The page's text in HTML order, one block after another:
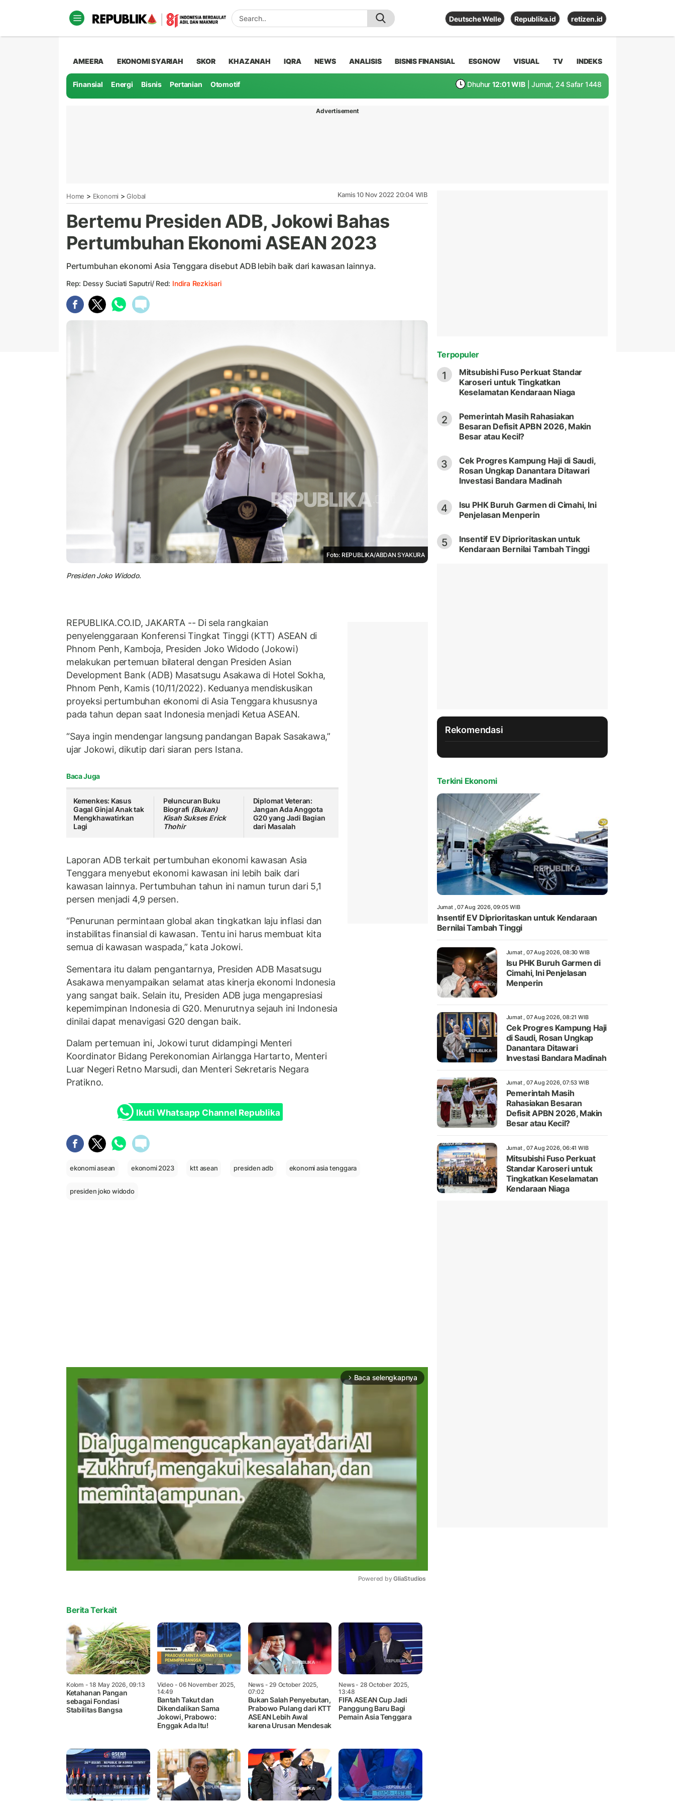
Deutsche Welle Republika.id retizen.id
AMEERA EKONOMI SYARIAH SKOR KHAZANAH IQRA NEWS ANALISIS BISNIS FINANSIAL ESGNOW VISUAL TV INDEKS
Finansial Energi Bisnis Pertanian Otomotif Dhuhur 12:01 WIB | Jumat, 24 Safar 1448
Advertisement
Home > Ekonomi > Global Kamis 10 Nov 2022 20:04 WIB
Bertemu Presiden ADB, Jokowi Bahas
Pertumbuhan Ekonomi ASEAN 2023
Pertumbuhan ekonomi Asia Tenggara disebut ADB lebih baik dari kawasan lainnya.
Rep: Dessy Suciati Saputri/ Red: Indira Rezkisari
Foto: REPUBLIKA/ABDAN SYAKURA
Presiden Joko Widodo.
REPUBLIKA.CO.ID, JAKARTA -- Di sela rangkaian
penyelenggaraan Konferensi Tingkat Tinggi (KTT) ASEAN di
Phnom Penh, Kamboja, Presiden Joko Widodo (Jokowi)
melakukan pertemuan bilateral dengan Presiden Asian
Development Bank (ADB) Masatsugu Asakawa di Hotel Sokha,
Phnom Penh, Kamis (10/11/2022). Keduanya mendiskusikan
proyeksi pertumbuhan ekonomi di Asia Tenggara khususnya
pada tahun depan saat Indonesia menjadi Ketua ASEAN.
“Saya ingin mendengar langsung pandangan Bapak Sasakawa,”
ujar Jokowi, dikutip dari siaran pers Istana.
Baca Juga
Kemenkes: Kasus
Gagal Ginjal Anak tak
Mengkhawatirkan
Lagi
Peluncuran Buku
Biografi (Bukan)
Kisah Sukses Erick
Thohir
Diplomat Veteran:
Jangan Ada Anggota
G20 yang Jadi Bagian
dari Masalah
Laporan ADB terkait pertumbuhan ekonomi kawasan Asia
Tenggara menyebut ekonomi kawasan ini lebih baik dari
kawasan lainnya. Pertumbuhan tahun ini namun turun dari 5,1
persen menjadi 4,9 persen.
“Penurunan permintaan global akan tingkatkan laju inflasi dan
instabilitas finansial di kawasan. Tentu ini harus membuat kita
semua di kawasan waspada,” kata Jokowi.
Sementara itu dalam pengantarnya, Presiden ADB Masatsugu
Asakawa menyampaikan selamat atas kinerja ekonomi Indonesia
yang sangat baik. Selain itu, Presiden ADB juga mengapresiasi
kepemimpinan Indonesia di G20. Menurutnya sejauh ini Indonesia
dinilai dapat menavigasi G20 dengan baik.
Dalam pertemuan ini, Jokowi turut didampingi Menteri
Koordinator Bidang Perekonomian Airlangga Hartarto, Menteri
Luar Negeri Retno Marsudi, dan Menteri Sekretaris Negara
Pratikno.
Ikuti Whatsapp Channel Republika
ekonomi asean ekonomi 2023 ktt asean presiden adb ekonomi asia tenggara
presiden joko widodo
arrow_forward_ios Baca selengkapnya
Powered by GliaStudios
Berita Terkait
Kolom - 18 May 2026, 09:13
Ketahanan Pangan
sebagai Fondasi
Stabilitas Bangsa
Video- 06 November 2025,
14:49
Bantah Takut dan
Dikendalikan Sama
Jokowi, Prabowo:
Enggak Ada Itu!
News- 29 October 2025,
07:02
Bukan Salah Penyebutan,
Prabowo Pulang dari KTT
ASEAN Lebih Awal
karena Urusan Mendesak
News- 28 October 2025,
13:48
FIFA ASEAN Cup Jadi
Panggung Baru Bagi
Pemain Asia Tenggara
Terpopuler
1
Mitsubishi Fuso Perkuat Standar
Karoseri untuk Tingkatkan
Keselamatan Kendaraan Niaga
2
Pemerintah Masih Rahasiakan
Besaran Defisit APBN 2026, Makin
Besar atau Kecil?
3
Cek Progres Kampung Haji di Saudi,
Rosan Ungkap Danantara Ditawari
Investasi Bandara Madinah
4
Isu PHK Buruh Garmen di Cimahi, Ini
Penjelasan Menperin
5
Insentif EV Diprioritaskan untuk
Kendaraan Bernilai Tambah Tinggi
Rekomendasi
Terkini Ekonomi
Jumat , 07 Aug 2026, 09:05 WIB
Insentif EV Diprioritaskan untuk Kendaraan
Bernilai Tambah Tinggi
Jumat , 07 Aug 2026, 08:30 WIB
Isu PHK Buruh Garmen di
Cimahi, Ini Penjelasan
Menperin
Jumat , 07 Aug 2026, 08:21 WIB
Cek Progres Kampung Haji
di Saudi, Rosan Ungkap
Danantara Ditawari
Investasi Bandara Madinah
Jumat , 07 Aug 2026, 07:53 WIB
Pemerintah Masih
Rahasiakan Besaran
Defisit APBN 2026, Makin
Besar atau Kecil?
Jumat , 07 Aug 2026, 06:41 WIB
Mitsubishi Fuso Perkuat
Standar Karoseri untuk
Tingkatkan Keselamatan
Kendaraan Niaga